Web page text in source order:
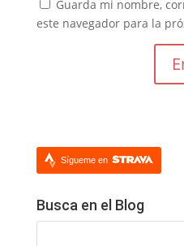
Guarda mi nombre,
este navegador para la
Sígueme en
Busca en el Blog